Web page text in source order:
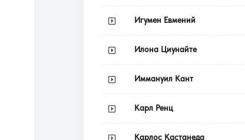
Игумен Евмений
Илона Циунайте
Иммануил Кант
Карл Ренц
Карлос Кастанеда